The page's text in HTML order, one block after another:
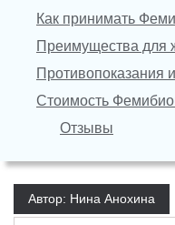
Как принимать
Преимущества для
Противопоказания
Стоимость
Отзывы
Автор: Нина Анохина